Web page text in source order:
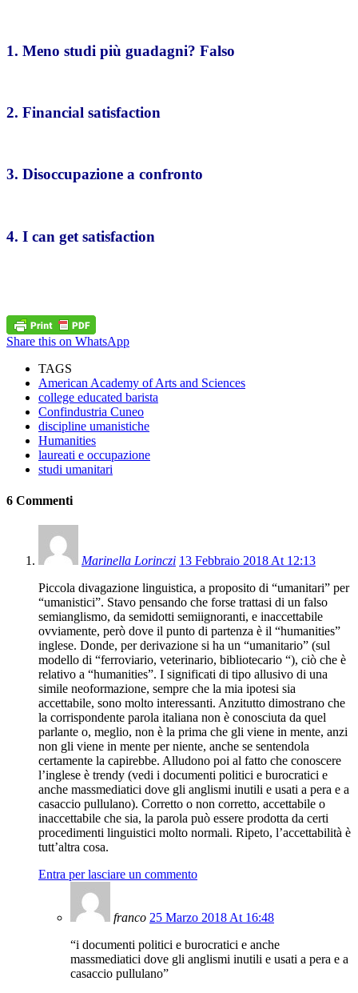
1. Meno studi più guadagni? Falso
2. Financial satisfaction
3. Disoccupazione a confronto
4. I can get satisfaction
Share this on WhatsApp
TAGS
American Academy of Arts and Sciences
college educated barista
Confindustria Cuneo
discipline umanistiche
Humanities
laureati e occupazione
studi umanitari
6 Commenti
Marinella Lorinczi 13 Febbraio 2018 At 12:13
Piccola divagazione linguistica, a proposito di “umanitari” per
“umanistici”. Stavo pensando che forse trattasi di un falso
semianglismo, da semidotti semiignoranti, e inaccettabile
ovviamente, però dove il punto di partenza è il “humanities”
inglese. Donde, per derivazione si ha un “umanitario” (sul
modello di “ferroviario, veterinario, bibliotecario “), ciò che è
relativo a “humanities”. I significati di tipo allusivo di una
simile neoformazione, sempre che la mia ipotesi sia
accettabile, sono molto interessanti. Anzitutto dimostrano che
la corrispondente parola italiana non è conosciuta da quel
parlante o, meglio, non è la prima che gli viene in mente, anzi
non gli viene in mente per niente, anche se sentendola
certamente la capirebbe. Alludono poi al fatto che conoscere
l’inglese è trendy (vedi i documenti politici e burocratici e
anche massmediatici dove gli anglismi inutili e usati a pera e a
casaccio pullulano). Corretto o non corretto, accettabile o
inaccettabile che sia, la parola può essere prodotta da certi
procedimenti linguistici molto normali. Ripeto, l’accettabilità è
tutt’altra cosa.
Entra per lasciare un commento
franco 25 Marzo 2018 At 16:48
“i documenti politici e burocratici e anche
massmediatici dove gli anglismi inutili e usati a pera e a
casaccio pullulano”